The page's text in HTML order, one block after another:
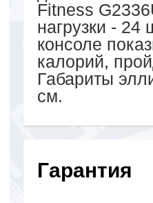
Fitness
нагрузки - 24
консоле
калорий,
Габариты
см.
Гарантия